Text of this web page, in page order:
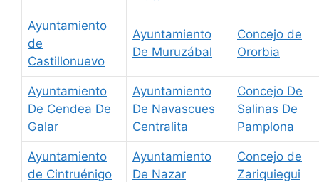
Ayuntamiento
de
Castillonuevo
Ayuntamiento
De Muruzábal
Concejo de
Ororbia
Ayuntamiento
De Cendea De
Galar
Ayuntamiento
De Navascues
Centralita
Concejo De
Salinas De
Pamplona
Ayuntamiento
de Cintruénigo
Ayuntamiento
De Nazar
Concejo de
Zariquiegui